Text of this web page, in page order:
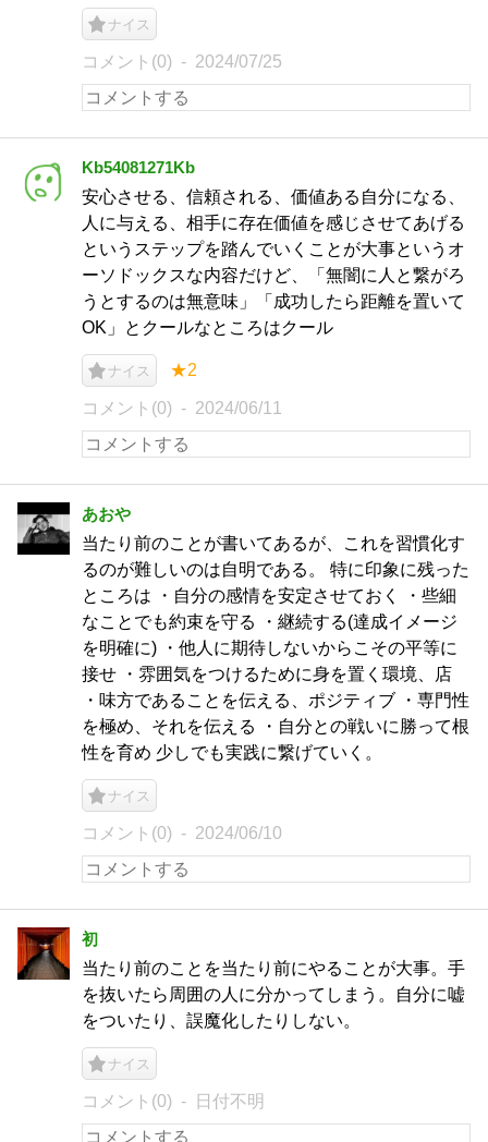
ナイス
コメント(0) 2024/07/25
Kb54081271Kb
安心させる、信頼される、価値ある自分になる、
人に与える、相手に存在価値を感じさせてあげる
というステップを踏んでいくことが大事というオ
ーソドックスな内容だけど、「無闇に人と繋がろ
うとするのは無意味」「成功したら距離を置いて
OK」とクールなところはクール
ナイス ★2
コメント(0) 2024/06/11
あおや
当たり前のことが書いてあるが、これを習慣化す
るのが難しいのは自明である。 特に印象に残った
ところは ・自分の感情を安定させておく ・些細
なことでも約束を守る ・継続する(達成イメージ
を明確に) ・他人に期待しないからこその平等に
接せ ・雰囲気をつけるために身を置く環境、店
・味方であることを伝える、ポジティブ ・専門性
を極め、それを伝える ・自分との戦いに勝って根
性を育め 少しでも実践に繋げていく。
ナイス
コメント(0) 2024/06/10
初
当たり前のことを当たり前にやることが大事。手
を抜いたら周囲の人に分かってしまう。自分に嘘
をついたり、誤魔化したりしない。
ナイス
コメント(0) 日付不明